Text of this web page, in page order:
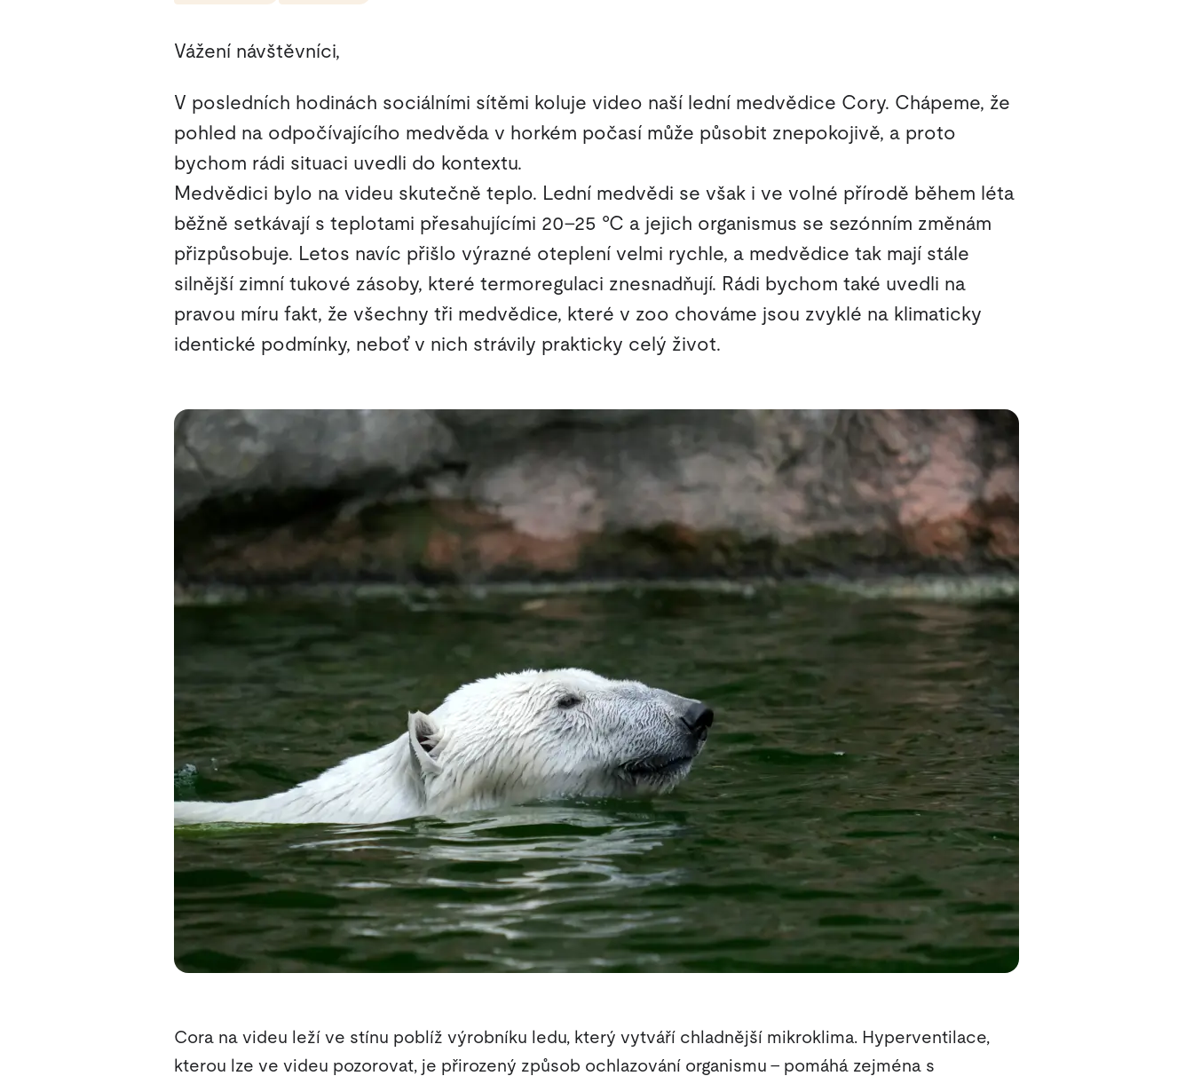
Vážení návštěvníci,
V posledních hodinách sociálními sítěmi koluje video naší lední medvědice Cory. Chápeme, že
pohled na odpočívajícího medvěda v horkém počasí může působit znepokojivě, a proto
bychom rádi situaci uvedli do kontextu.
Medvědici bylo na videu skutečně teplo. Lední medvědi se však i ve volné přírodě během léta
běžně setkávají s teplotami přesahujícími 20–25 °C a jejich organismus se sezónním změnám
přizpůsobuje. Letos navíc přišlo výrazné oteplení velmi rychle, a medvědice tak mají stále
silnější zimní tukové zásoby, které termoregulaci znesnadňují. Rádi bychom také uvedli na
pravou míru fakt, že všechny tři medvědice, které v zoo chováme jsou zvyklé na klimaticky
identické podmínky, neboť v nich strávily prakticky celý život.
Cora na videu leží ve stínu poblíž výrobníku ledu, který vytváří chladnější mikroklima. Hyperventilace,
kterou lze ve videu pozorovat, je přirozený způsob ochlazování organismu – pomáhá zejména s